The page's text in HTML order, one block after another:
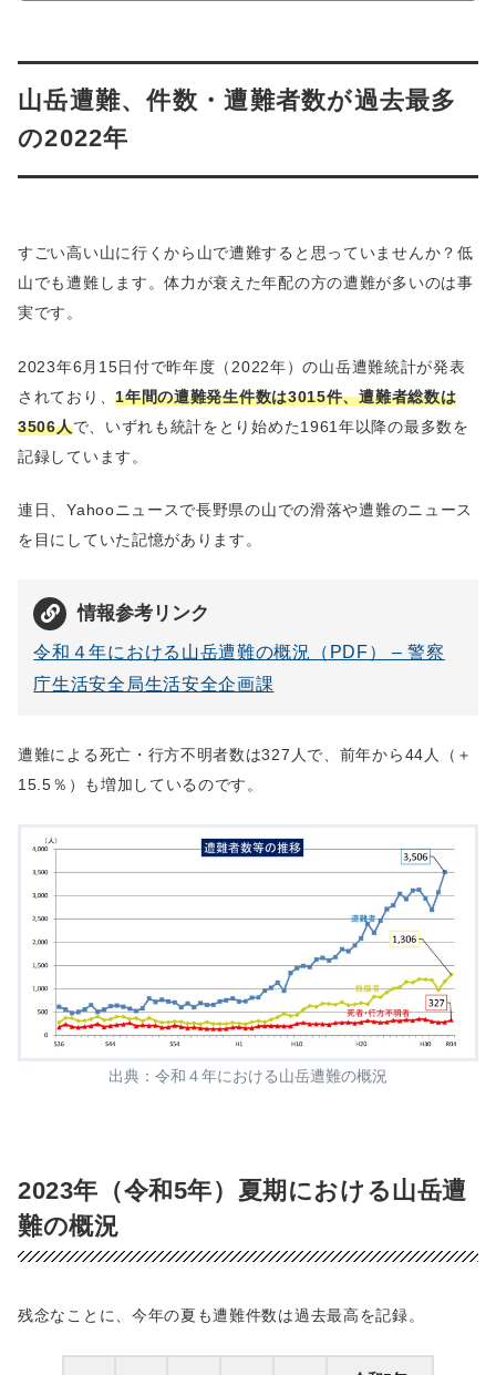
山岳遭難、件数・遭難者数が過去最多
の2022年
すごい高い山に行くから山で遭難すると思っていませんか？低
山でも遭難します。体力が衰えた年配の方の遭難が多いのは事
実です。
2023年6月15日付で昨年度（2022年）の山岳遭難統計が発表
されており、1年間の遭難発生件数は3015件、遭難者総数は
3506人で、いずれも統計をとり始めた1961年以降の最多数を
記録しています。
連日、Yahooニュースで長野県の山での滑落や遭難のニュース
を目にしていた記憶があります。
情報参考リンク
令和４年における山岳遭難の概況（PDF） – 警察
庁生活安全局生活安全企画課
遭難による死亡・行方不明者数は327人で、前年から44人（＋
15.5％）も増加しているのです。
出典：令和４年における山岳遭難の概況
2023年（令和5年）夏期における山岳遭
難の概況
残念なことに、今年の夏も遭難件数は過去最高を記録。